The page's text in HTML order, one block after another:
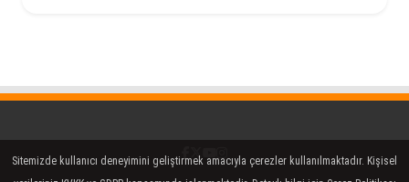
Facebook
Twitter (X)
YouTube
Instagram
Sitemizde kullanıcı deneyimini geliştirmek amacıyla çerezler kullanılmaktadır. Kişisel